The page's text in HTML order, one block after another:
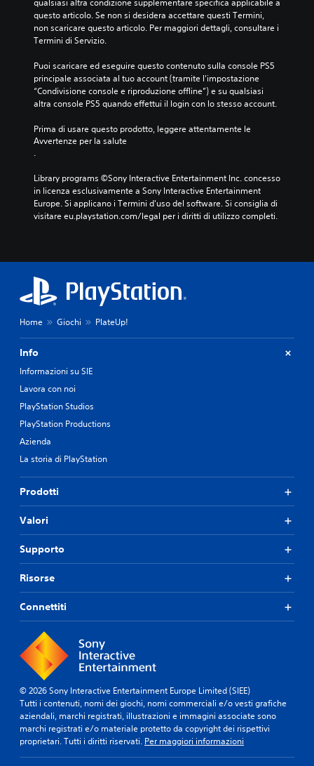
qualsiasi altra condizione supplementare specifica applicabile a
questo articolo. Se non si desidera accettare questi Termini,
non scaricare questo articolo. Per maggiori dettagli, consultare i
Termini di Servizio.
Puoi scaricare ed eseguire questo contenuto sulla console PS5
principale associata al tuo account (tramite l'impostazione
“Condivisione console e riproduzione offline”) e su qualsiasi
altra console PS5 quando effettui il login con lo stesso account.
Prima di usare questo prodotto, leggere attentamente le
Avvertenze per la salute
.
Library programs ©Sony Interactive Entertainment Inc. concesso
in licenza esclusivamente a Sony Interactive Entertainment
Europe. Si applicano i Termini d'uso del software. Si consiglia di
visitare eu.playstation.com/legal per i diritti di utilizzo completi.
Home Giochi PlateUp!
Info
Informazioni su SIE
Lavora con noi
PlayStation Studios
PlayStation Productions
Azienda
La storia di PlayStation
Prodotti
Valori
Supporto
Risorse
Connettiti
© 2026 Sony Interactive Entertainment Europe Limited (SIEE)
Tutti i contenuti, nomi dei giochi, nomi commerciali e/o vesti grafiche
aziendali, marchi registrati, illustrazioni e immagini associate sono
marchi registrati e/o materiale protetto da copyright dei rispettivi
proprietari. Tutti i diritti riservati. Per maggiori informazioni